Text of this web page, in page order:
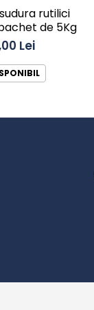
rutilici
de 5Kg
Lei